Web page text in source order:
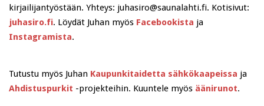
kirjailijantyöstään. Yhteys: juhasiro@saunalahti.fi. Kotisivut:
juhasiro.fi. Löydät Juhan myös Facebookista ja
Instagramista.
Tutustu myös Juhan Kaupunkitaidetta sähkökaapeissa ja
Ahdistuspurkit -projekteihin. Kuuntele myös äänirunot.